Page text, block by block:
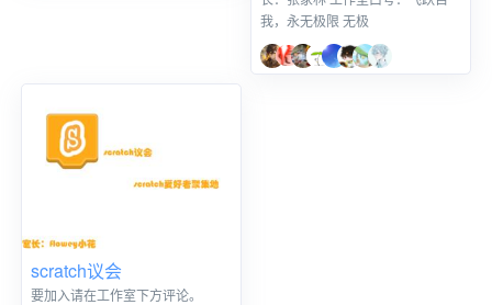
我，永无极限 无极
scratch议会
要加入请在工作室下方评论。